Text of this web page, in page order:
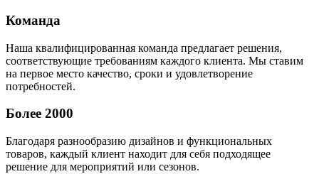
Команда
Наша квалифицированная команда предлагает решения,
соответствующие требованиям каждого клиента. Мы ставим
на первое место качество, сроки и удовлетворение
потребностей.
Более 2000
Благодаря разнообразию дизайнов и функциональных
товаров, каждый клиент находит для себя подходящее
решение для мероприятий или сезонов.